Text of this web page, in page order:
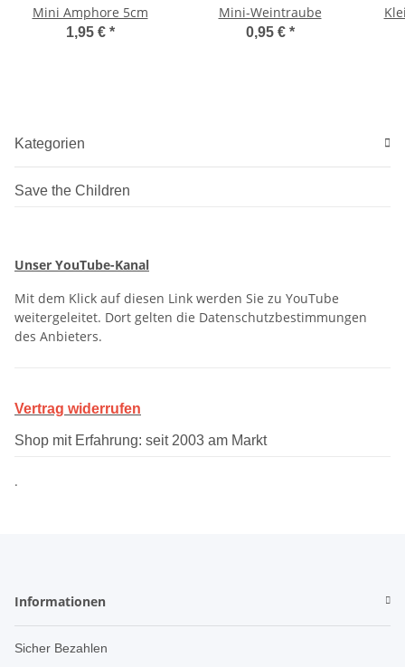
Mini Amphore 5cm
1,95 € *
Mini-Weintraube
0,95 € *
Kategorien
Save the Children
Unser YouTube-Kanal
Mit dem Klick auf diesen Link werden Sie zu YouTube
weitergeleitet. Dort gelten die Datenschutzbestimmungen
des Anbieters.
Vertrag widerrufen
Shop mit Erfahrung: seit 2003 am Markt
.
Informationen
Sicher Bezahlen